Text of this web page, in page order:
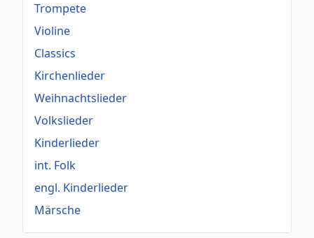
Trompete
Violine
Classics
Kirchenlieder
Weihnachtslieder
Volkslieder
Kinderlieder
int. Folk
engl. Kinderlieder
Märsche